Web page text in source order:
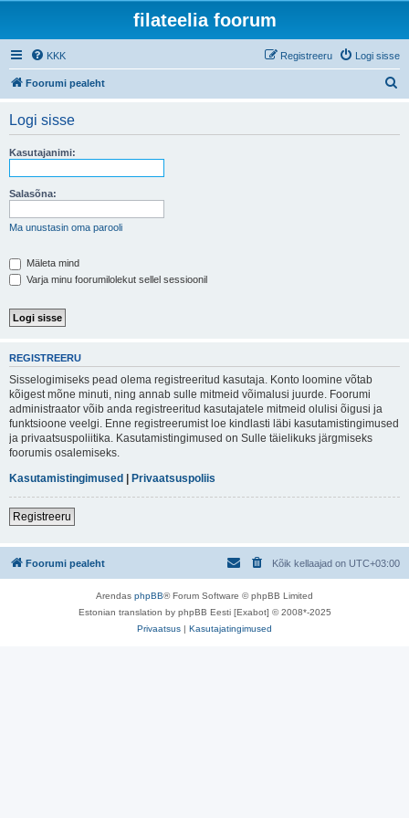
filateelia foorum
KKK Logi sisse
Registreeru
Foorumi pealeht
Logi sisse
Kasutajanimi:
Salasõna:
Ma unustasin oma parooli
Mäleta mind
Varja minu foorumilolekut sellel sessioonil
REGISTREERU
Sisselogimiseks pead olema registreeritud kasutaja. Konto loomine võtab
kõigest mõne minuti, ning annab sulle mitmeid võimalusi juurde. Foorumi
administraator võib anda registreeritud kasutajatele mitmeid olulisi õigusi ja
funktsioone veelgi. Enne registreerumist loe kindlasti läbi kasutamistingimused
ja privaatsuspoliitika. Kasutamistingimused on Sulle täielikuks järgmiseks
foorumis osalemiseks.
Kasutamistingimused | Privaatsuspoliis
Registreeru
Foorumi pealeht Kõik kellaajad on UTC+03:00
Arendas phpBB® Forum Software © phpBB Limited
Estonian translation by phpBB Eesti [Exabot] © 2008*-2025
Privaatsus | Kasutajatingimused